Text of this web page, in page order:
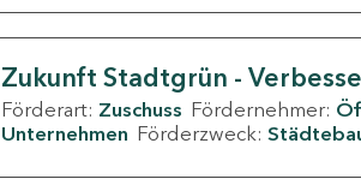
Zukunft Stadtgrün -
Förderart: Zuschuss Fördernehmer:
Unternehmen Förderzweck: